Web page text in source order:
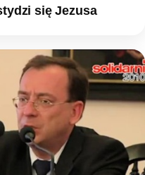
się Jezusa